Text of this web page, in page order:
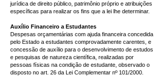
jurídica de direito público, patrimônio próprio e atribuições
específicas para realizar os fins que a lei lhe determinar.
Auxílio Financeiro a Estudantes
Despesas orçamentárias com ajuda financeira concedida
pelo Estado a estudantes comprovadamente carentes, e
concessão de auxílio para o desenvolvimento de estudos
e pesquisas de natureza científica, realizadas por
pessoas físicas na condição de estudante, observado o
disposto no art. 26 da Lei Complementar nº 101/2000.